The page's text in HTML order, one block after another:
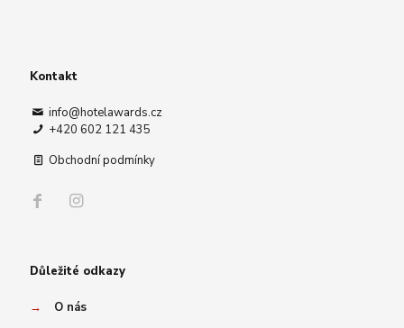
Kontakt
info@hotelawards.cz
+420 602 121 435
Obchodní podmínky
Důležité odkazy
→
O nás